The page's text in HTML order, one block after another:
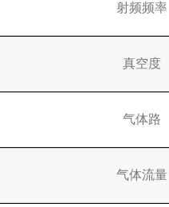
射频频率
真空度
气体路
气体流量